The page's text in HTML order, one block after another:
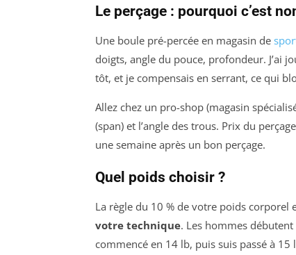
Le perçage : pourquoi c’est
Une boule pré-percée en magasin de
doigts, angle du pouce, profondeur. J’ai
tôt, et je compensais en serrant, ce qui
Allez chez un pro-shop (magasin
(span) et l’angle des trous. Prix du
une semaine après un bon perçage.
Quel poids choisir ?
La règle du 10 % de votre poids corporel
votre technique. Les hommes
commencé en 14 lb, puis suis passé à